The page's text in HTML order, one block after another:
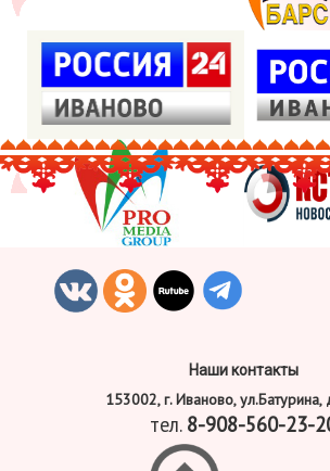
Наши контакты
153002, г. Иваново,
тел. 8-908-560-23-